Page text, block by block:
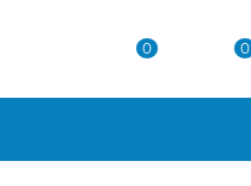
0 0